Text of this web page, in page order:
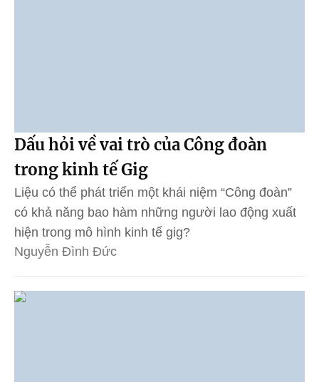
Dấu hỏi về vai trò của Công đoàn
trong kinh tế Gig
Liệu có thể phát triển một khái niệm “Công đoàn”
có khả năng bao hàm những người lao động xuất
hiện trong mô hình kinh tế gig?
Nguyễn Đình Đức